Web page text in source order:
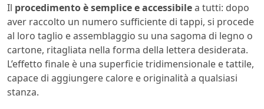
Il procedimento è semplice e accessibilea tutti: dopo
aver raccolto un numero sufficiente di tappi, si procede
al loro taglio e assemblaggio su una sagoma di legno o
cartone, ritagliata nella forma della lettera desiderata.
L’effetto finale è una superficie tridimensionale e tattile,
capace di aggiungere calore e originalità a qualsiasi
stanza.